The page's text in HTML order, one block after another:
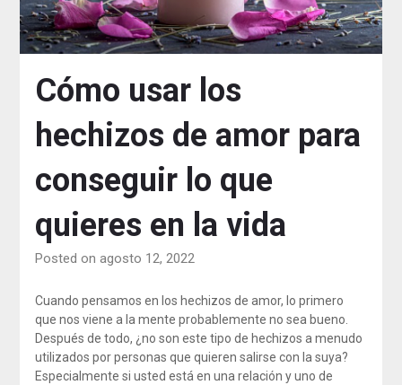
Cómo usar los
hechizos de amor para
conseguir lo que
quieres en la vida
Posted on agosto 12, 2022
Cuando pensamos en los hechizos de amor, lo primero
que nos viene a la mente probablemente no sea bueno.
Después de todo, ¿no son este tipo de hechizos a menudo
utilizados por personas que quieren salirse con la suya?
Especialmente si usted está en una relación y uno de